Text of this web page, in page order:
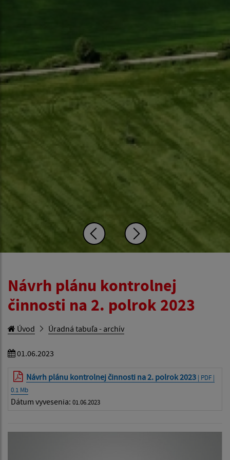
Návrh plánu kontrolnej
činnosti na 2. polrok 2023
Úvod Úradná tabuľa - archív
01.06.2023
Návrh plánu kontrolnej činnosti na 2. polrok 2023 | PDF |
0.1 Mb
Dátum vyvesenia: 01.06.2023